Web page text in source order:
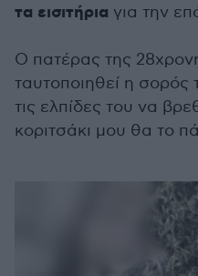
τα εισιτήρια για την
Ο πατέρας της
ταυτοποιηθεί η σορός
τις ελπίδες του να
κοριτσάκι μου θα το